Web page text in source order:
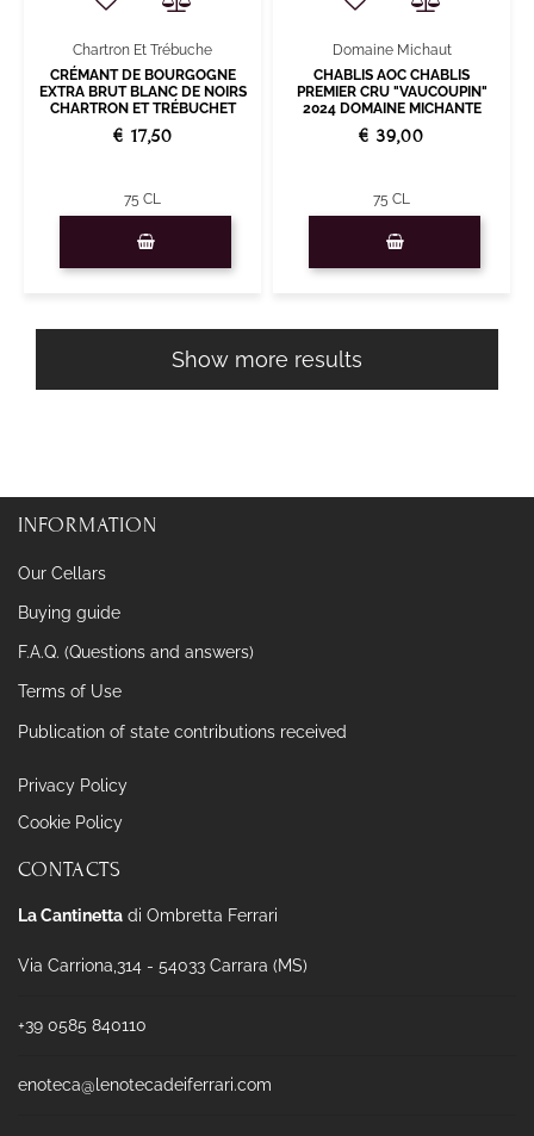
Chartron Et Trébuche
CRÉMANT DE BOURGOGNE
EXTRA BRUT BLANC DE NOIRS
CHARTRON ET TRÉBUCHET
€ 17,50
75 CL
Domaine Michaut
CHABLIS AOC CHABLIS
PREMIER CRU "VAUCOUPIN"
2024 DOMAINE MICHANTE
€ 39,00
75 CL
Show more results
INFORMATION
Our Cellars
Buying guide
F.A.Q. (Questions and answers)
Terms of Use
Publication of state contributions received
Privacy Policy
Cookie Policy
CONTACTS
La Cantinetta di Ombretta Ferrari
Via Carriona,314 - 54033 Carrara (MS)
+39 0585 840110
enoteca@lenotecadeiferrari.com